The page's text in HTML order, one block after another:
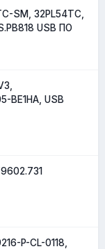
SM, 32PL54TC,
USB ПО
BE1HA, USB
P-CL-0118,